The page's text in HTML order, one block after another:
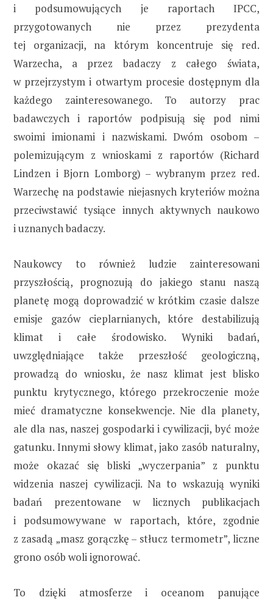
i podsumowujących je raportach IPCC,
przygotowanych nie przez prezydenta
tej organizacji, na którym koncentruje się red.
Warzecha, a przez badaczy z całego świata,
w przejrzystym i otwartym procesie dostępnym dla
każdego zainteresowanego. To autorzy prac
badawczych i raportów podpisują się pod nimi
swoimi imionami i nazwiskami. Dwóm osobom –
polemizującym z wnioskami z raportów (Richard
Lindzen i Bjorn Lomborg) – wybranym przez red.
Warzechę na podstawie niejasnych kryteriów można
przeciwstawić tysiące innych aktywnych naukowo
i uznanych badaczy.
Naukowcy to również ludzie zainteresowani
przyszłością, prognozują do jakiego stanu naszą
planetę mogą doprowadzić w krótkim czasie dalsze
emisje gazów cieplarnianych, które destabilizują
klimat i całe środowisko. Wyniki badań,
uwzględniające także przeszłość geologiczną,
prowadzą do wniosku, że nasz klimat jest blisko
punktu krytycznego, którego przekroczenie może
mieć dramatyczne konsekwencje. Nie dla planety,
ale dla nas, naszej gospodarki i cywilizacji, być może
gatunku. Innymi słowy klimat, jako zasób naturalny,
może okazać się bliski „wyczerpania” z punktu
widzenia naszej cywilizacji. Na to wskazują wyniki
badań prezentowane w licznych publikacjach
i podsumowywane w raportach, które, zgodnie
z zasadą „masz gorączkę – stłucz termometr”, liczne
grono osób woli ignorować.
To dzięki atmosferze i oceanom panujące